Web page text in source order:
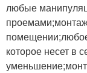
любые
которое несет в